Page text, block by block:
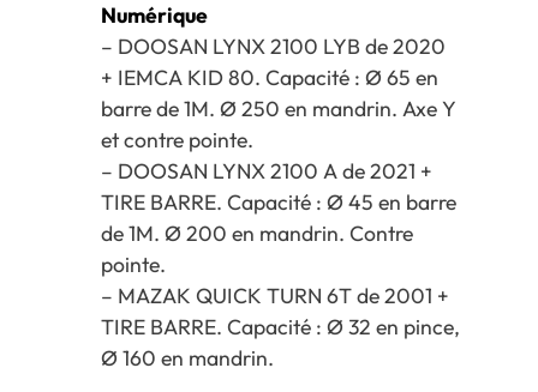
Numérique
– DOOSAN LYNX 2100 LYB de 2020
+ IEMCA KID 80. Capacité : Ø 65 en
barre de 1M. Ø 250 en mandrin. Axe Y
et contre pointe.
– DOOSAN LYNX 2100 A de 2021 +
TIRE BARRE. Capacité : Ø 45 en barre
de 1M. Ø 200 en mandrin. Contre
pointe.
– MAZAK QUICK TURN 6T de 2001 +
TIRE BARRE. Capacité : Ø 32 en pince,
Ø 160 en mandrin.